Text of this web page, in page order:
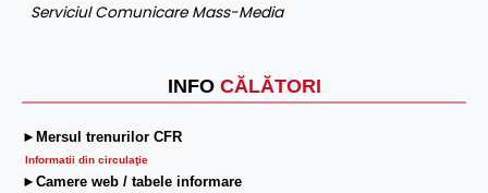
INFO CĂLĂTORI
►Mersul trenurilor CFR
Informatii din circulaţie
►Camere web / tabele informare
Serviciul Comunicare Mass-Media